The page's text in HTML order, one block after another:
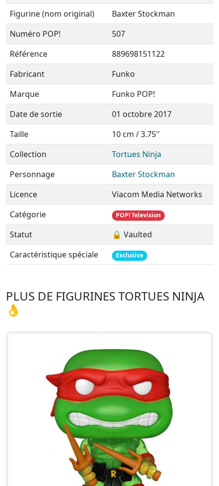
Figurine (nom original)
Baxter Stockman
Numéro POP!
507
Référence
889698151122
Fabricant
Funko
Marque
Funko POP!
Date de sortie
01 octobre 2017
Taille
10 cm / 3.75''
Collection
Tortues Ninja
Personnage
Baxter Stockman
Licence
Viacom Media Networks
Catégorie
POP! Television
Statut
🔒 Vaulted
Caractéristique spéciale
Exclusive
PLUS DE FIGURINES TORTUES NINJA
👌